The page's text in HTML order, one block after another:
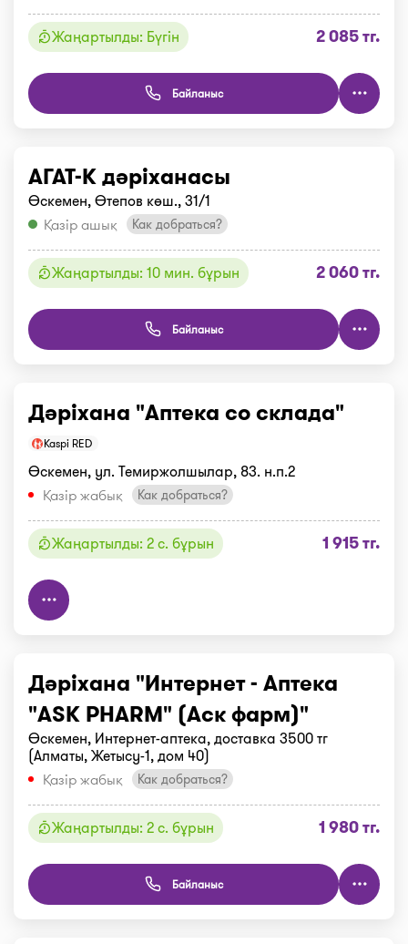
Жаңартылды: Бүгін 2 085 тг.
Байланыс
АГАТ-K дәріханасы
Өскемен, Өтепов көш., 31/1
Қазір ашық
Как добраться?
Жаңартылды: 10 мин. бұрын 2 060 тг.
Байланыс
Дәріхана "Аптека со склада"
Kaspi RED
Өскемен, ул. Темиржолшылар, 83. н.п.2
Қазір жабық
Как добраться?
Жаңартылды: 2 с. бұрын 1 915 тг.
Дәріхана "Интернет - Аптека
"ASK PHARM" (Аск фарм)"
Өскемен, Интернет-аптека, доставка 3500 тг
(Алматы, Жетысу-1, дом 40)
Қазір жабық
Как добраться?
Жаңартылды: 2 с. бұрын 1 980 тг.
Байланыс